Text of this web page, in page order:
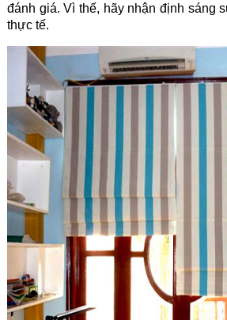
đánh giá. Vì thế, hãy nhận định sáng
thực tế.